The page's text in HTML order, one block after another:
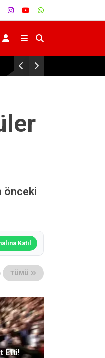
Yozgat Dahil 30 İlde DEAŞ
önceki
Katıl
TÜMÜ
Etti!